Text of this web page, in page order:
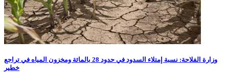
وزارة الفلاحة: نسبة إمتلاء السدود في حدود 28 بالمائة ومخزون المياه في تراجع
خطير